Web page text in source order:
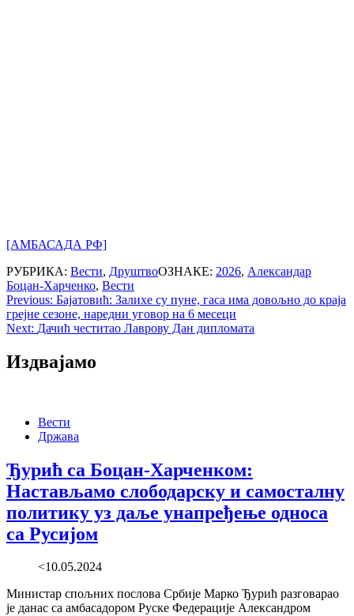
[АМБАСАДА РФ]
РУБРИКА: Вести, ДруштвоОЗНАКЕ: 2026, Александар
Боцан-Харченко, Вести
Post
navigation
Previous: Бајатовић: Залихе су пуне, гаса има довољно до краја
грејне сезоне, наредни уговор на 6 месеци
Next: Дачић честитао Лаврову Дан дипломата
Издвајамо
Вести
Држава
Ђурић са Боцан-Харченком:
Настављамо слободарску и самосталну
политику уз даље унапређење односа
са Русијом
<10.05.2024
Министар спољних послова Србије Марко Ђурић разговарао
је данас са амбасадором Руске Федерације Александром